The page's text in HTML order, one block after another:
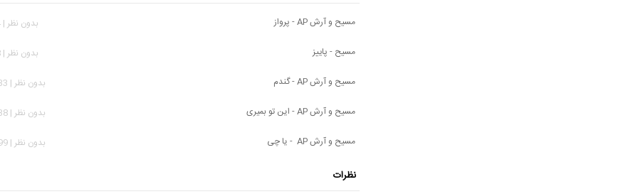
مسیح و آرش AP - پرواز
بدون نظر | 794 بازدید
مسیح - پاییز
بدون نظر | 458 بازدید
مسیح و آرش AP - گندم
بدون نظر | 1,133 بازدید
مسیح و آرش AP - این تو بمیری
بدون نظر | 1,338 بازدید
مسیح و آرش AP - یا چی
بدون نظر | 1,399 بازدید
نظرات